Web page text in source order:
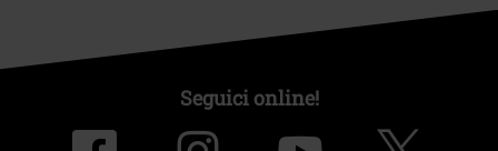
Seguici online!